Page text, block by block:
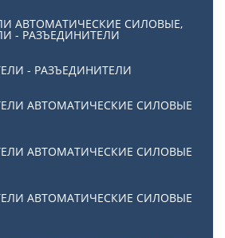
АВТОМАТИЧЕСКИЕ СИЛОВЫЕ,
- РАЗЪЕДИНИТЕЛИ
- РАЗЪЕДИНИТЕЛИ
АВТОМАТИЧЕСКИЕ СИЛОВЫЕ
АВТОМАТИЧЕСКИЕ СИЛОВЫЕ
АВТОМАТИЧЕСКИЕ СИЛОВЫЕ